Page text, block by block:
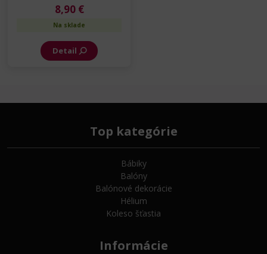
8,90 €
Na sklade
Detail
Top kategórie
Bábiky
Balóny
Balónové dekorácie
Hélium
Koleso šťastia
Informácie